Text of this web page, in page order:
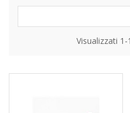
Visualizzati